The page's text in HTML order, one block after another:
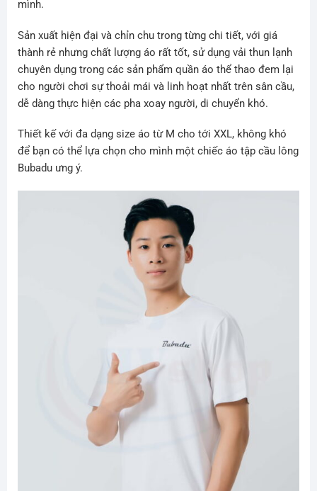
mình.
Sản xuất hiện đại và chỉn chu trong từng chi tiết, với giá
thành rẻ nhưng chất lượng áo rất tốt, sử dụng vải thun lạnh
chuyên dụng trong các sản phẩm quần áo thể thao đem lại
cho người chơi sự thoải mái và linh hoạt nhất trên sân cầu,
dễ dàng thực hiện các pha xoay người, di chuyển khó.
Thiết kế với đa dạng size áo từ M cho tới XXL, không khó
để bạn có thể lựa chọn cho mình một chiếc áo tập cầu lông
Bubadu ưng ý.